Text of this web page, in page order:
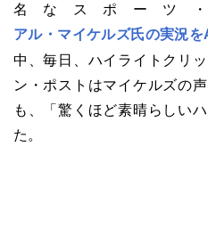
名なスポーツ
アル・マイケルズ氏の実況
中、毎日、ハイライトクリ
ン・ポストはマイケルズの
も、「驚くほど素晴らしい
た。